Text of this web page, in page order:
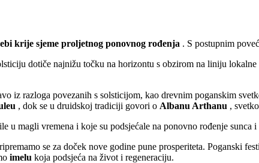
krije sjeme proljetnog ponovnog rođenja . S postupnim
dotiče najnižu točku na horizontu s obzirom na liniju
iz razloga povezanih s solsticijom, kao drevnim poganskim
, dok se u druidskoj tradiciji govori o Albanu Arthanu ,
u magli vremena i koje su podsjećale na ponovno rođenje
se za doček nove godine pune prosperiteta. Poganski
imelu koja podsjeća na život i regeneraciju.